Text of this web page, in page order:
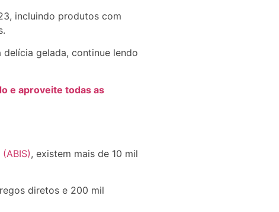
incluindo produtos com
gelada, continue lendo
e aproveite todas as
, existem mais de 10 mil
diretos e 200 mil